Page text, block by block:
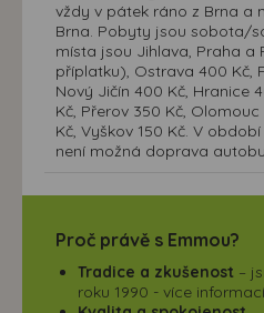
vždy v pátek ráno z Brna a
Brna. Pobyty jsou sobota/
místa jsou Jihlava, Praha a
příplatku), Ostrava 400 Kč,
Nový Jičín 400 Kč, Hranice
Kč, Přerov 350 Kč,
Kč, Vyškov 150 Kč. V období
není možná doprava
Proč právě s Emmou?
Tradice a zkušenost –
roku 1990 - více informací